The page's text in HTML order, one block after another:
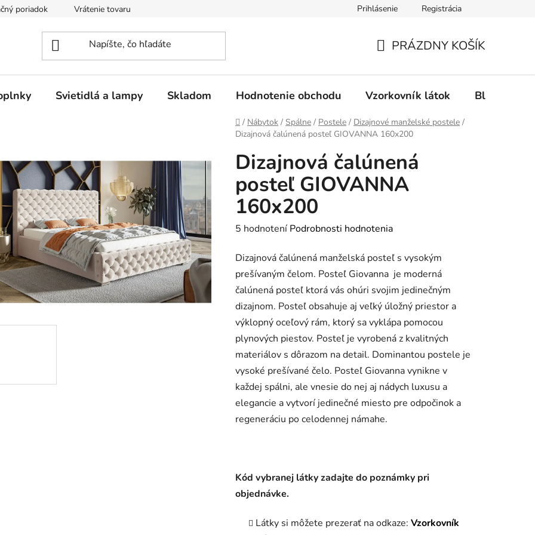
poriadok Vrátenie tovaru Ochrana osobných údajov Spôsob platby
Prihlásenie Registrácia
KOŠÍK
PRÁZDNY KOŠÍK
Svietidlá a lampy Skladom Hodnotenie obchodu Vzorkovník látok Blog
Domov
/ Nábytok / Spálne / Postele / Dizajnové manželské postele /
Dizajnová čalúnená posteľ GIOVANNA 160x200
Dizajnová čalúnená
posteľ GIOVANNA
160x200
Priemerné
produktu
je
4,8
z
5
hviezdičiek.
5 hodnotení Podrobnosti hodnotenia
Dizajnová čalúnená manželská posteľ s vysokým
prešívaným čelom. Posteľ Giovanna je moderná
čalúnená posteľ ktorá vás ohúri svojim jedinečným
dizajnom. Posteľ obsahuje aj veľký úložný priestor a
výklopný oceľový rám, ktorý sa vyklápa pomocou
plynových piestov. Posteľ je vyrobená z kvalitných
materiálov s dôrazom na detail. Dominantou postele je
vysoké prešívané čelo. Posteľ Giovanna vynikne v
každej spálni, ale vnesie do nej aj nádych luxusu a
elegancie a vytvorí jedinečné miesto pre odpočinok a
regeneráciu po celodennej námahe.
Kód vybranej látky zadajte do poznámky pri
objednávke.
Látky si môžete prezerať na odkaze: Vzorkovník